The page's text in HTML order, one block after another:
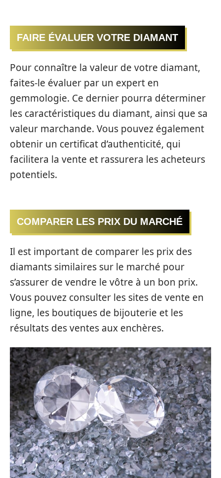
FAIRE ÉVALUER VOTRE DIAMANT
Pour connaître la valeur de votre diamant,
faites-le évaluer par un expert en
gemmologie. Ce dernier pourra déterminer
les caractéristiques du diamant, ainsi que sa
valeur marchande. Vous pouvez également
obtenir un certificat d’authenticité, qui
facilitera la vente et rassurera les acheteurs
potentiels.
COMPARER LES PRIX DU MARCHÉ
Il est important de comparer les prix des
diamants similaires sur le marché pour
s’assurer de vendre le vôtre à un bon prix.
Vous pouvez consulter les sites de vente en
ligne, les boutiques de bijouterie et les
résultats des ventes aux enchères.